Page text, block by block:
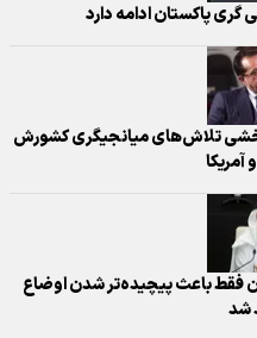
پاکستان ادامه دارد
تلاش‌های میانجیگری کشورش
آمریکا
فقط باعث پیچیده‌تر شدن اوضاع
شد